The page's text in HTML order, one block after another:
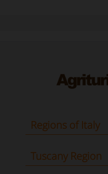
Regions of Italy
Tuscany Region